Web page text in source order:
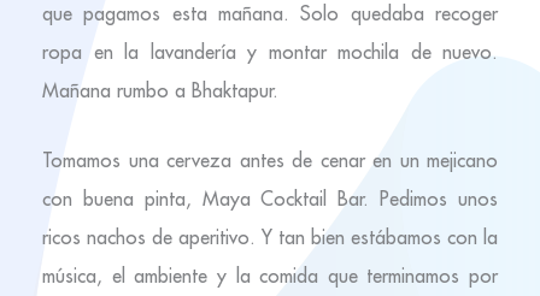
que pagamos esta mañana. Solo quedaba recoger
ropa en la lavandería y montar mochila de nuevo.
Mañana rumbo a Bhaktapur.
Tomamos una cerveza antes de cenar en un mejicano
con buena pinta, Maya Cocktail Bar. Pedimos unos
ricos nachos de aperitivo. Y tan bien estábamos con la
música, el ambiente y la comida que terminamos por